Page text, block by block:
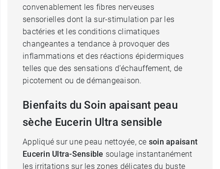
convenablement les fibres nerveuses
sensorielles dont la sur-stimulation par les
bactéries et les conditions climatiques
changeantes a tendance à provoquer des
inflammations et des réactions épidermiques
telles que des sensations d’échauffement, de
picotement ou de démangeaison.
Bienfaits du Soin apaisant peau
sèche Eucerin Ultra sensible
Appliqué sur une peau nettoyée, ce soin apaisant
Eucerin Ultra-Sensible soulage instantanément
les irritations sur les zones délicates du buste